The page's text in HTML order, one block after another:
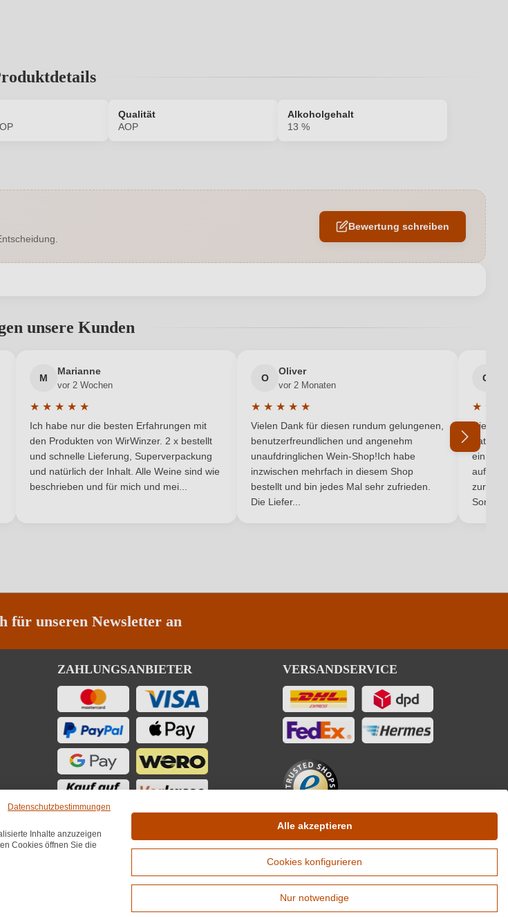
Qualität
AOP
Alkoholgehalt
13 %
Guide Hachette des vins
Famille Cognard
2017 Land
Traubenfarbe
Bewertung schreiben
Ich habe mein Passwort vergessen
unsere Kunden
Sternen
M
Marianne
vor 2 Wochen
★ ★ ★ ★ ★
Durchschnittliche Bewertung von 5 von 5 Sternen
Ich habe nur die besten Erfahrungen mit
den Produkten von WirWinzer. 2 x bestellt
und schnelle Lieferung, Superverpackung
und natürlich der Inhalt. Alle Weine sind wie
beschrieben und für mich und mei...
O
Oliver
vor 2 Monaten
★ ★ ★ ★ ★
Durchschnittliche Bewertung von 5 von 5 Sternen
Vielen Dank für diesen rundum gelungenen,
benutzerfreundlichen und angenehm
unaufdringlichen Wein-Shop!Ich habe
inzwischen mehrfach in diesem Shop
bestellt und bin jedes Mal sehr zufrieden.
Die Liefer...
G
★ ★
Die
hat
einmal
auf
zurück
Son...
für unseren Newsletter an
ZAHLUNGSANBIETER VERSANDSERVICE
*Alle Preise inkl. MwST zzgl. 5,90€ Versandkosten je Winzer. Versandkostenfrei ab 12 Flaschen je Winzer.
Datenschutzbestimmungen
Inhalte anzuzeigen
Cookies öffnen Sie die
Alle akzeptieren
Cookies konfigurieren
Nur notwendige